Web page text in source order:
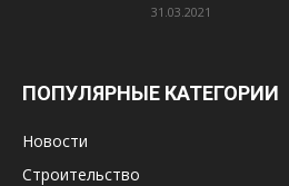
31.03.2021
ПОПУЛЯРНЫЕ КАТЕГОРИИ
Новости
Строительство